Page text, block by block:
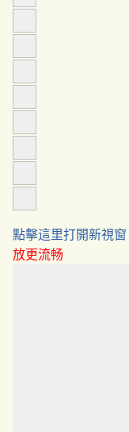
點擊這里打開新視窗
放更流畅